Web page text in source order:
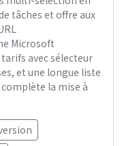
tâches et offre aux
Microsoft
avec sélecteur
et une longue liste
la mise à